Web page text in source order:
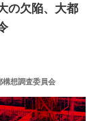
の欠陥、大都
構想調査委員会